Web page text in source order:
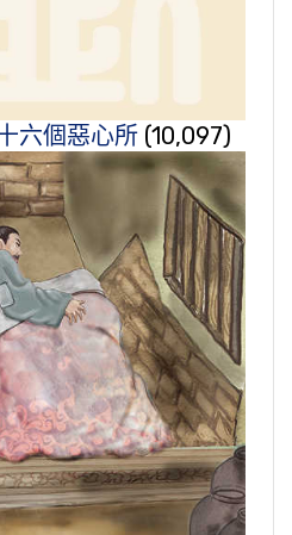
六個惡心所 (10,097)